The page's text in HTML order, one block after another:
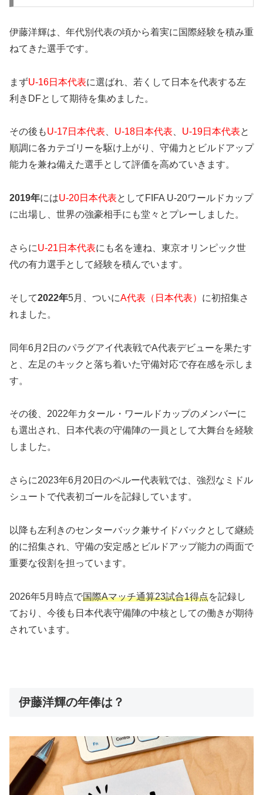
伊藤洋輝は、年代別代表の頃から着実に国際経験を積み重
ねてきた選手です。
まずU-16日本代表に選ばれ、若くして日本を代表する左
利きDFとして期待を集めました。
その後もU-17日本代表、 U-18日本代表、 U-19日本代表と
順調に各カテゴリーを駆け上がり、守備力とビルドアップ
能力を兼ね備えた選手として評価を高めていきます。
2019年にはU-20日本代表としてFIFA U-20ワールドカップ
に出場し、世界の強豪相手にも堂々とプレーしました。
さらにU-21日本代表にも名を連ね、東京オリンピック世
代の有力選手として経験を積んでいます。
そして2022年5月、ついにA代表（日本代表） に初招集さ
れました。
同年6月2日のパラグアイ代表戦でA代表デビューを果たす
と、左足のキックと落ち着いた守備対応で存在感を示しま
す。
その後、2022年カタール・ワールドカップのメンバーに
も選出され、日本代表の守備陣の一員として大舞台を経験
しました。
さらに2023年6月20日のペルー代表戦では、強烈なミドル
シュートで代表初ゴールを記録しています。
以降も左利きのセンターバック兼サイドバックとして継続
的に招集され、守備の安定感とビルドアップ能力の両面で
重要な役割を担っています。
2026年5月時点で国際Aマッチ通算23試合1得点を記録し
ており、今後も日本代表守備陣の中核としての働きが期待
されています。
伊藤洋輝の年俸は？